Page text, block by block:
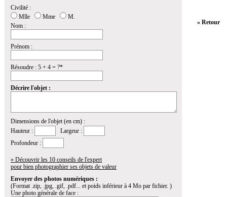
Civilité :
Mlle
Mme
M.
Nom :
Prénom :
Résoudre : 5 + 4 = ?*
Décrire l'objet :
Dimensions de l'objet (en cm) :
Hauteur :
Largeur :
Profondeur :
» Découvrir les 10 conseils de l'expert
pour bien photographier ses objets de valeur
Envoyer des photos numériques :
(Format .zip, .jpg, .gif, .pdf... et poids inférieur à 4 Mo par fichier. )
Une photo générale de face :
» Retour